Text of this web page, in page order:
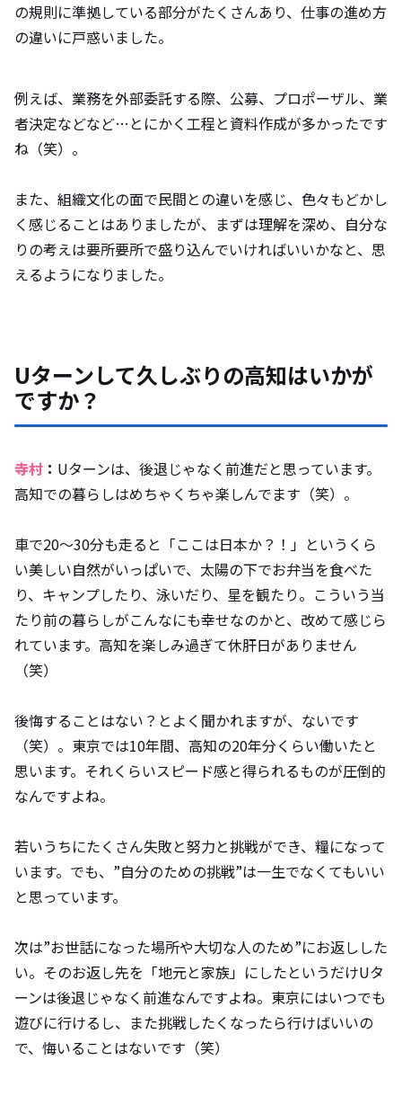
の規則に準拠している部分がたくさんあり、仕事の進め方
の違いに戸惑いました。
例えば、業務を外部委託する際、公募、プロポーザル、業
者決定などなど…とにかく工程と資料作成が多かったです
ね（笑）。
また、組織文化の面で民間との違いを感じ、色々もどかし
く感じることはありましたが、まずは理解を深め、自分な
りの考えは要所要所で盛り込んでいければいいかなと、思
えるようになりました。
Uターンして久しぶりの高知はいかが
ですか？
寺村 ： Uターンは、後退じゃなく前進だと思っています。
高知での暮らしはめちゃくちゃ楽しんでます（笑）。
車で20～30分も走ると「ここは日本か？！」というくら
い美しい自然がいっぱいで、太陽の下でお弁当を食べた
り、キャンプしたり、泳いだり、星を観たり。こういう当
たり前の暮らしがこんなにも幸せなのかと、改めて感じら
れています。高知を楽しみ過ぎて休肝日がありません
（笑）
後悔することはない？とよく聞かれますが、ないです
（笑）。東京では10年間、高知の20年分くらい働いたと
思います。それくらいスピード感と得られるものが圧倒的
なんですよね。
若いうちにたくさん失敗と努力と挑戦ができ、糧になって
います。でも、”自分のための挑戦”は一生でなくてもいい
と思っています。
次は”お世話になった場所や大切な人のため”にお返しした
い。そのお返し先を「地元と家族」にしたというだけUタ
ーンは後退じゃなく前進なんですよね。東京にはいつでも
遊びに行けるし、また挑戦したくなったら行けばいいの
で、悔いることはないです（笑）